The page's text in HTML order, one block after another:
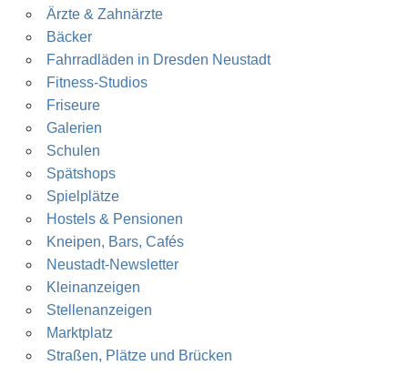
Ärzte & Zahnärzte
Bäcker
Fahrradläden in Dresden Neustadt
Fitness-Studios
Friseure
Galerien
Schulen
Spätshops
Spielplätze
Hostels & Pensionen
Kneipen, Bars, Cafés
Neustadt-Newsletter
Kleinanzeigen
Stellenanzeigen
Marktplatz
Straßen, Plätze und Brücken